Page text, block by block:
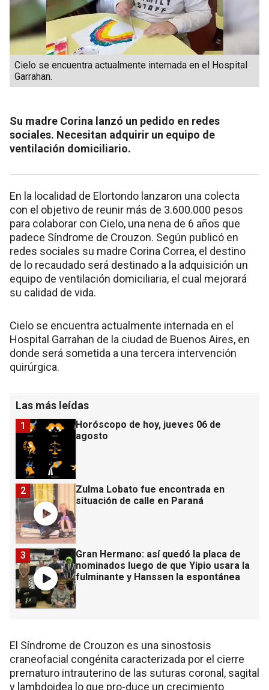
Cielo se encuentra actualmente internada en el Hospital
Garrahan.
Su madre Corina lanzó un pedido en redes
sociales. Necesitan adquirir un equipo de
ventilación domiciliario.
En la localidad de Elortondo lanzaron una colecta
con el objetivo de reunir más de 3.600.000 pesos
para colaborar con Cielo, una nena de 6 años que
padece Síndrome de Crouzon. Según publicó en
redes sociales su madre Corina Correa, el destino
de lo recaudado será destinado a la adquisición un
equipo de ventilación domiciliaria, el cual mejorará
su calidad de vida.
Cielo se encuentra actualmente internada en el
Hospital Garrahan de la ciudad de Buenos Aires, en
donde será sometida a una tercera intervención
quirúrgica.
Las más leídas
Horóscopo de hoy, jueves 06 de
agosto
1
Zulma Lobato fue encontrada en
situación de calle en Paraná
2
Gran Hermano: así quedó la placa de
nominados luego de que Yipio usara la
fulminante y Hanssen la espontánea
3
El Síndrome de Crouzon es una sinostosis
craneofacial congénita caracterizada por el cierre
prematuro intrauterino de las suturas coronal, sagital
y lambdoidea lo que pro-duce un crecimiento